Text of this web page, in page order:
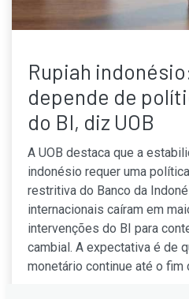
Rupiah
depende de
do BI, diz UOB
A UOB destaca que a
indonésio requer uma
restritiva do Banco da
internacionais caíram em
intervenções do BI para
cambial. A expectativa é de
monetário continue até o fim